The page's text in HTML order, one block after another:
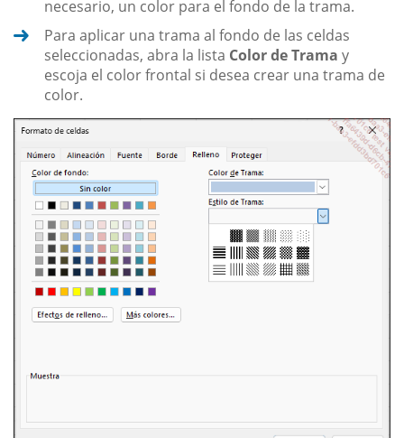
necesario, un color para el fondo de la trama.
Para aplicar una trama al fondo de las celdas
seleccionadas, abra la lista Color de Trama y
escoja el color frontal si desea crear una trama de
color.